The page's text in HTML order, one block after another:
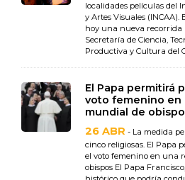
localidades películas del
y Artes Visuales (INCAA).
hoy una nueva recorrida
Secretaría de Ciencia,
Productiva y Cultura del
El Papa permitirá
voto femenino en
mundial de
26 ABR - La medida
cinco religiosas. El Papa
el voto femenino en una
obispos El Papa